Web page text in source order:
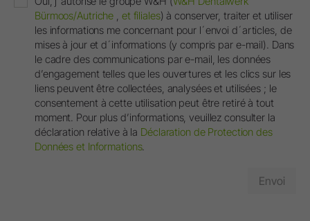
Bürmoos/Autriche , et filiales) à conserver, traiter et utiliser
les informations me concernant pour l´envoi d´articles, de
mises à jour et d´informations (y compris par e-mail). Dans
le cadre des communications par e-mail, les données
d’engagement telles que les ouvertures et les clics sur les
liens peuvent être collectées, analysées et utilisées ; le
consentement à cette utilisation peut être retiré à tout
moment. Pour plus d’informations, veuillez consulter la
déclaration relative à la Déclaration de Protection des
Données et Informations.